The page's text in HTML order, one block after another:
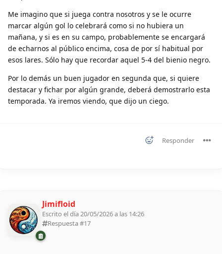
Me imagino que si juega contra nosotros y se le ocurre
marcar algún gol lo celebrará como si no hubiera un
mañana, y si es en su campo, probablemente se encargará
de echarnos al público encima, cosa de por sí habitual por
esos lares. Sólo hay que recordar aquel 5-4 del bienio negro.
Por lo demás un buen jugador en segunda que, si quiere
destacar y fichar por algún grande, deberá demostrarlo esta
temporada. Ya iremos viendo, que dijo un ciego.
Responder
Jimifloid
Escrito el día 20/05/2026 a las 14:26
Respuesta #17